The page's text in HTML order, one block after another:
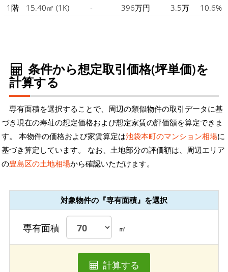
1階 15.40㎡ (1K) - 396万円 3.5万 10.6%
条件から想定取引価格(坪単価)を
計算する
専有面積を選択することで、周辺の類似物件の取引データに基
づき現在の寿荘の想定価格および想定家賃の評価額を算定できま
す。 本物件の価格および家賃算定は池袋本町のマンション相場に
基づき算定しています。 なお、土地部分の評価額は、周辺エリア
の豊島区の土地相場から確認いただけます。
対象物件の『専有面積』を選択
専有面積 ㎡
計算する